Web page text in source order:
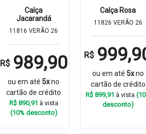
Calça
Jacarandá
11816 VERÃO 26
R$ 989,90
ou em até5xno
cartão de crédito
R$ 890,91 à vista
(10% desconto)
Calça Rosa
11826 VERÃO 26
R$
ou em até 5xno
cartão de crédito
R$ 899,91 à vista
desconto)